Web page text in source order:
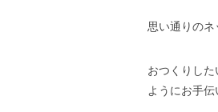
思い通りの
おつくりし
ようにお手